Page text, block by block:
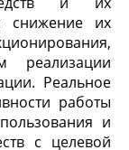
снижение их
реализации
Реальное
работы
и
с целевой